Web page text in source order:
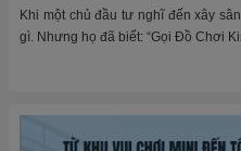
Khi một chủ đầu tư nghĩ đến xây
gì. Nhưng họ đã biết: “Gọi Đồ Chơi